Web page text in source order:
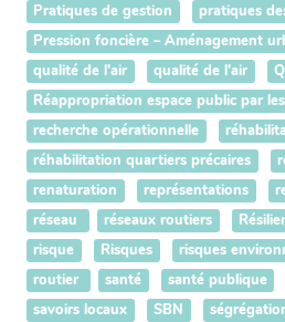
Pratiques de gestion
pratiques
Pression foncière – Aménagement
qualité de l'air
qualité de l'air
Réappropriation espace public par
recherche opérationnelle
réhabilitation quartiers précaires
renaturation
représentations
réseau
réseaux routiers
risque
Risques risques
routier
santé santé publique
savoirs locaux
SBN